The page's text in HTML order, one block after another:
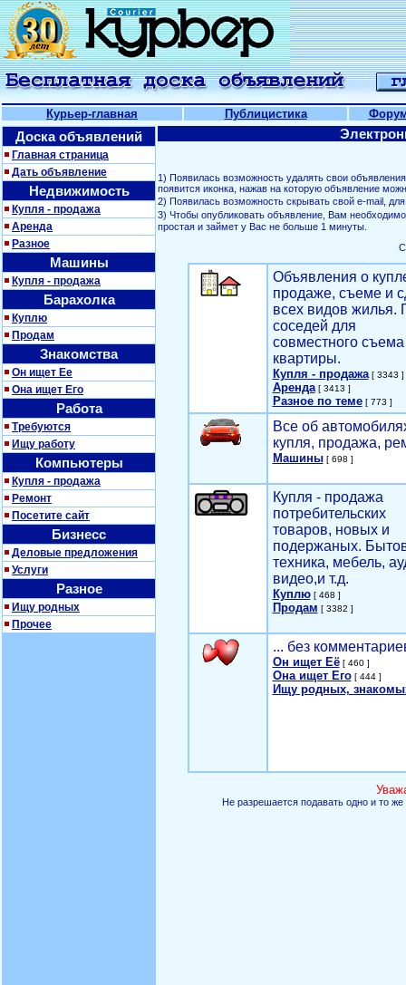
Курьер-главная Публицистика
Доска объявлений
Главная страница
Дать объявление
Недвижимость
Купля - продажа
Аренда
Разное
Машины
Купля - продажа
Барахолка
Куплю
Продам
Знакомства
Он ищет Ее
Она ищет Его
Работа
Требуются
Ищу работу
Компьютеры
Купля - продажа
Ремонт
Посетите сайт
Бизнесс
Деловые предложения
Услуги
Разное
Ищу родных
Прочее
1) Появилась возможность удалять свои
появится иконка, нажав на которую объявление
2) Появилась возможность скрывать свой е-mail,
3) Чтобы опубликовать объявление, Вам
простая и займет у Вас не больше 1 минуты.
Объявления о
продаже, съеме и
всех видов жилья.
соседей для
совместного съема
квартиры.
Купля - продажа[ 3343 ]
Аренда[ 3413 ]
Разное по теме[ 773 ]
Все об
купля, продажа,
Машины[ 698 ]
Купля - продажа
потребительских
товаров, новых и
подержаных.
техника, мебель,
видео,и т.д.
Куплю[ 468 ]
Продам [ 3382 ]
... без
Он ищет Её[ 460 ]
Она ищет Его[ 444 ]
Ищу родных,
Не разрешается подавать одно и то